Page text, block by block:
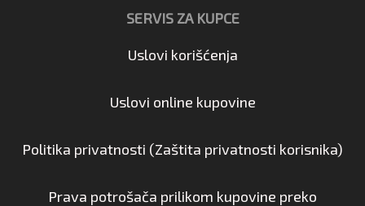
SERVIS ZA KUPCE
Uslovi korišćenja
Uslovi online kupovine
Politika privatnosti (Zaštita privatnosti korisnika)
Prava potrošača prilikom kupovine preko